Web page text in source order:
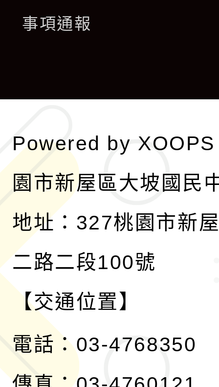
單
事項通報
Powered by XOOPS
園市新屋區大坡國民
地址：327桃園市新
二路二段100號
【交通位置】
電話：03-4768350